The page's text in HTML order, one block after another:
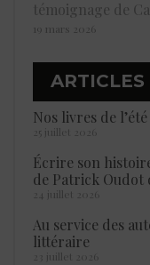
témoignage de
19 mars 2026
ARTICLES
Nos livres de l’été
25 juillet 2026
Écrire son
de Patrick Oudot
24 juillet 2026
Au service des
littéraire
23 juillet 2026